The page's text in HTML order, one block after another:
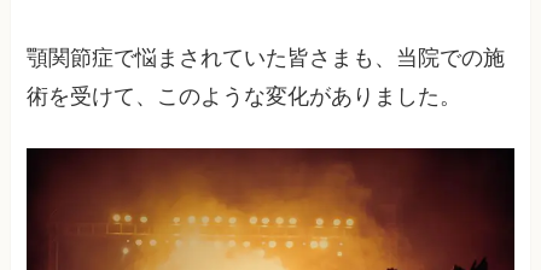
顎関節症で悩まされていた皆さまも、当院での施
術を受けて、このような変化がありました。